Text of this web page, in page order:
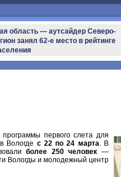
область — аутсайдер Северо-
занял 62-е место в рейтинге
первого слета для
Вологде с 22 по 24 марта. В
более 250 человек —
Вологды и молодежный центр